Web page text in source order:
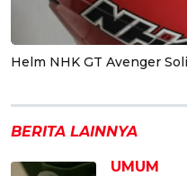
Helm NHK GT Avenger
BERITA LAINNYA
UMUM